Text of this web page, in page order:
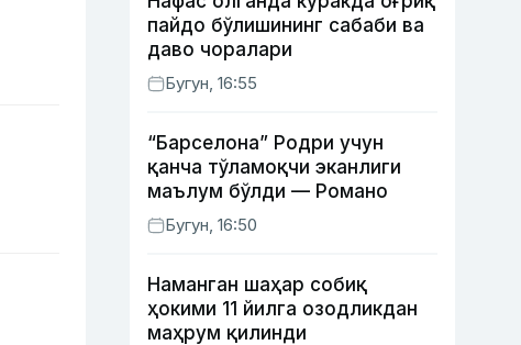
пайдо бўлишининг сабаби ва
даво чоралари
Бугун, 16:55
“Барселона” Родри учун
қанча тўламоқчи эканлиги
маълум бўлди — Романо
Бугун, 16:50
Наманган шаҳар собиқ
ҳокими 11 йилга озодликдан
маҳрум қилинди